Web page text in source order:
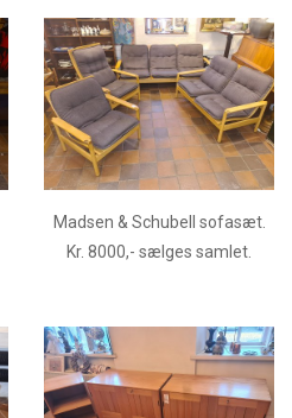
Madsen & Schubell sofasæt.
Kr. 8000,- sælges samlet.